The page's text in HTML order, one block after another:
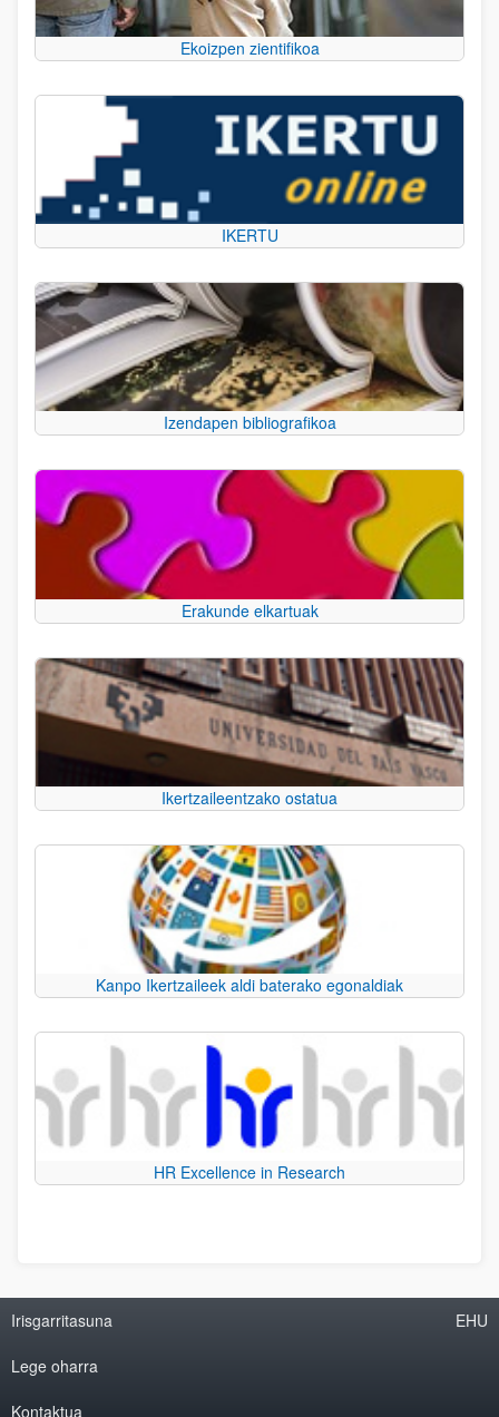
Ekoizpen zientifikoa
IKERTU
Izendapen bibliografikoa
Erakunde elkartuak
Ikertzaileentzako ostatua
Kanpo Ikertzaileek aldi baterako egonaldiak
HR Excellence in Research
Irisgarritasuna
Lege oharra
Kontaktua
EHU